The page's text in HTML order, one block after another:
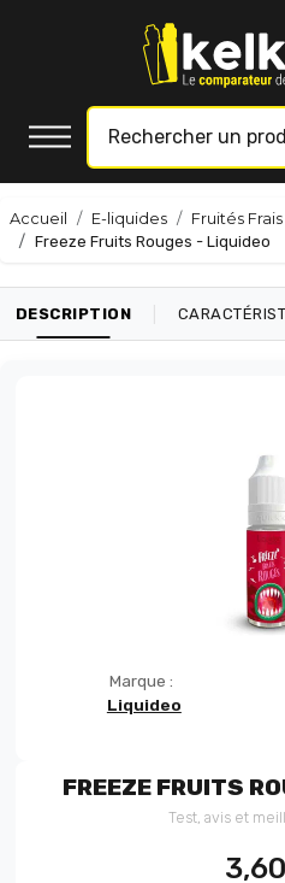
Accueil E-liquides
Fruités Frais
Freeze Fruits Rouges - Liquideo
DESCRIPTION
Marque :
Liquideo
FREEZE FRUITS
Test, avis et
3,60